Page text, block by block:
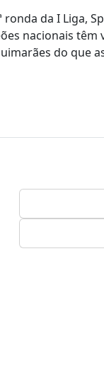
ronda da I Liga,
nacionais
do que